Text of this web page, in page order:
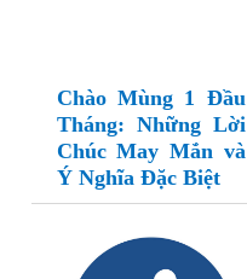
Chào Mùng 1 Đầu
Tháng: Những Lời
Chúc May Mắn và
Ý Nghĩa Đặc Biệt